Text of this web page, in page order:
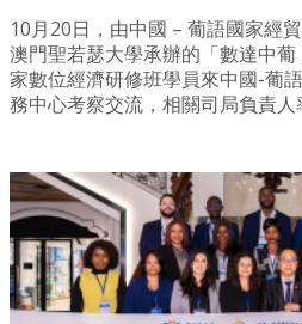
10月20日，由中國 – 葡語國家經
澳門聖若瑟大學承辦的「數達中
家數位經濟研修班學員來中國-葡
務中心考察交流，相關司局負責人